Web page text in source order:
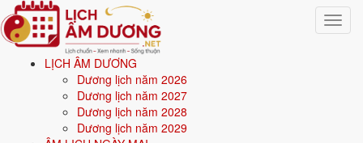
Toggle
LỊCH ÂM DƯƠNG
Dương lịch năm 2026
Dương lịch năm 2027
Dương lịch năm 2028
Dương lịch năm 2029
Trang chủ
Văn khấn
Văn khấn vía Thần Tài mùng 10 tháng Giêng